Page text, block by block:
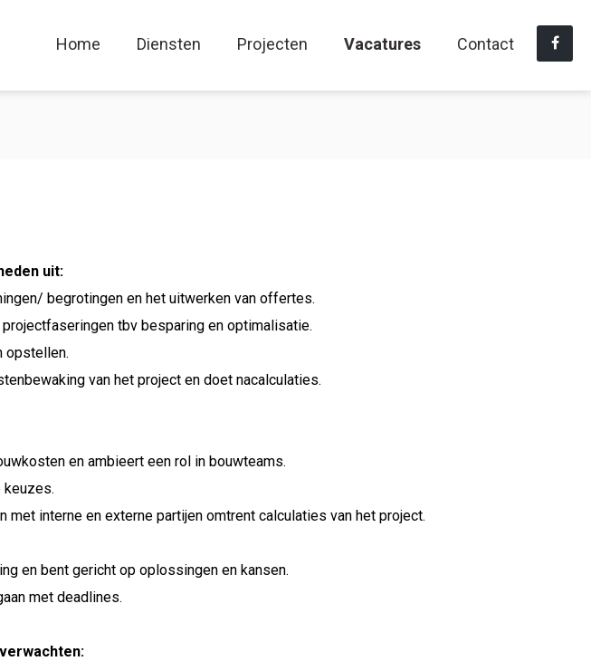
Home Diensten Projecten Vacatures Contact
uit:
begrotingen en het uitwerken van offertes.
tbv besparing en optimalisatie.
opstellen.
van het project en doet nacalculaties.
en ambieert een rol in bouwteams.
keuzes.
met interne en externe partijen omtrent calculaties van het project.
en bent gericht op oplossingen en kansen.
met deadlines.